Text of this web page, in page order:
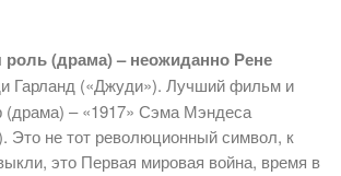
(драма) – неожиданно Рене
Гарланд («Джуди»). Лучший фильм и
(драма) – «1917» Сэма Мэндеса
Это не тот революционный символ, к
это Первая мировая война, время в